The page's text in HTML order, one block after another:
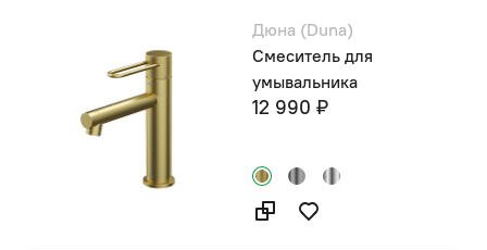
Дюна (Duna)
Смеситель для
умывальника
12 990 ₽